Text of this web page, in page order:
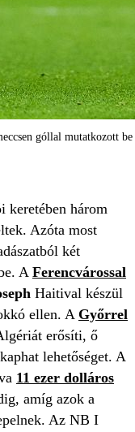
góllal mutatkozott
keretében három
Azóta most
két
A Ferencvárossal
Haitival készül
ellen. A Győrrel
erősíti, ő
lehetőséget. A
11 ezer dolláros
amíg azok a
Az NB I